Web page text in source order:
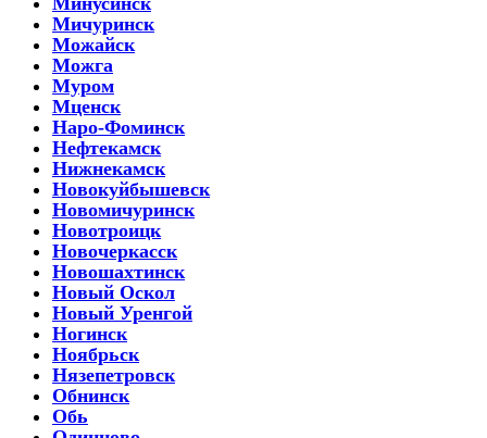
Мичуринск
Можайск
Можга
Муром
Мценск
Наро-Фоминск
Нефтекамск
Нижнекамск
Новокуйбышевск
Новомичуринск
Новотроицк
Новочеркасск
Новошахтинск
Новый Оскол
Новый Уренгой
Ногинск
Ноябрьск
Нязепетровск
Обнинск
Обь